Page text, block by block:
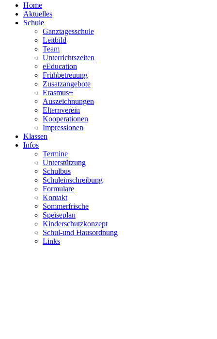
Home
Aktuelles
Schule
Ganztagesschule
Leitbild
Team
Unterrichtszeiten
eEducation
Frühbetreuung
Zusatzangebote
Erasmus+
Auszeichnungen
Elternverein
Kooperationen
Impressionen
Klassen
Infos
Termine
Unterstützung
Schulbus
Schuleinschreibung
Formulare
Kontakt
Sommerfrische
Speiseplan
Kinderschutzkonzept
Schul-und Hausordnung
Links